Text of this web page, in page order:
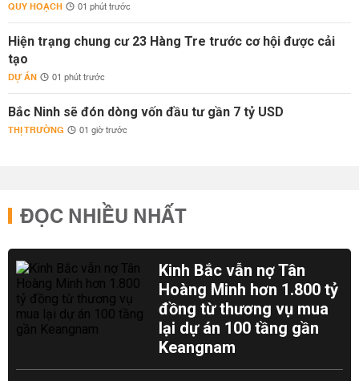
QUY HOẠCH 01 phút trước
Hiện trạng chung cư 23 Hàng Tre trước cơ hội được cải
tạo
DỰ ÁN 01 phút trước
Bắc Ninh sẽ đón dòng vốn đầu tư gần 7 tỷ USD
THỊ TRƯỜNG 01 giờ trước
ĐỌC NHIỀU NHẤT
Kinh Bắc vẫn nợ Tân
Hoàng Minh hơn 1.800 tỷ
đồng từ thương vụ mua
lại dự án 100 tầng gần
Keangnam